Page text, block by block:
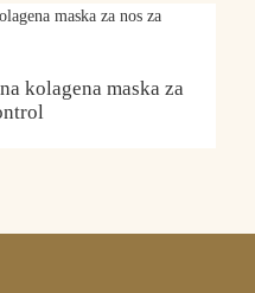
kolagena maska ​​za